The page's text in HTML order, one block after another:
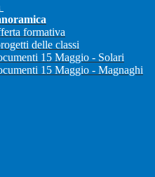
formativa
delle classi
15 Maggio - Solari
15 Maggio - Magnaghi